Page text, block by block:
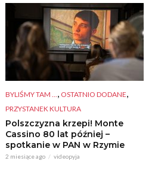
BYLIŚMY TAM ... , OSTATNIO DODANE,
PRZYSTANEK KULTURA
Polszczyzna krzepi! Monte
Cassino 80 lat później –
spotkanie w PAN w Rzymie
2 miesiące ago videopyja